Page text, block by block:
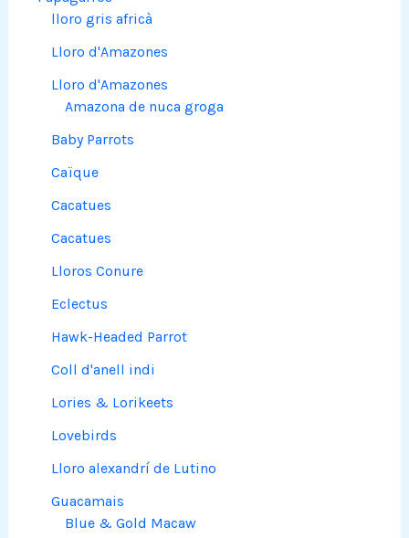
lloro gris africà
Lloro d'Amazones
Lloro d'Amazones
Amazona de nuca groga
Baby Parrots
Caïque
Cacatues
Cacatues
Lloros Conure
Eclectus
Hawk-Headed Parrot
Coll d'anell indi
Lories & Lorikeets
Lovebirds
Lloro alexandrí de Lutino
Guacamais
Blue & Gold Macaw